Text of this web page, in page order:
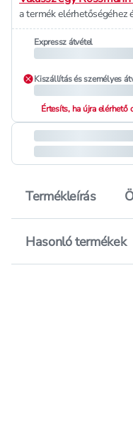
a termék elérhetőségéhez
Expressz átvétel
Kiszállítás és személyes
Értesíts, ha újra elérhető
Termékleírás
Hasonló termékek